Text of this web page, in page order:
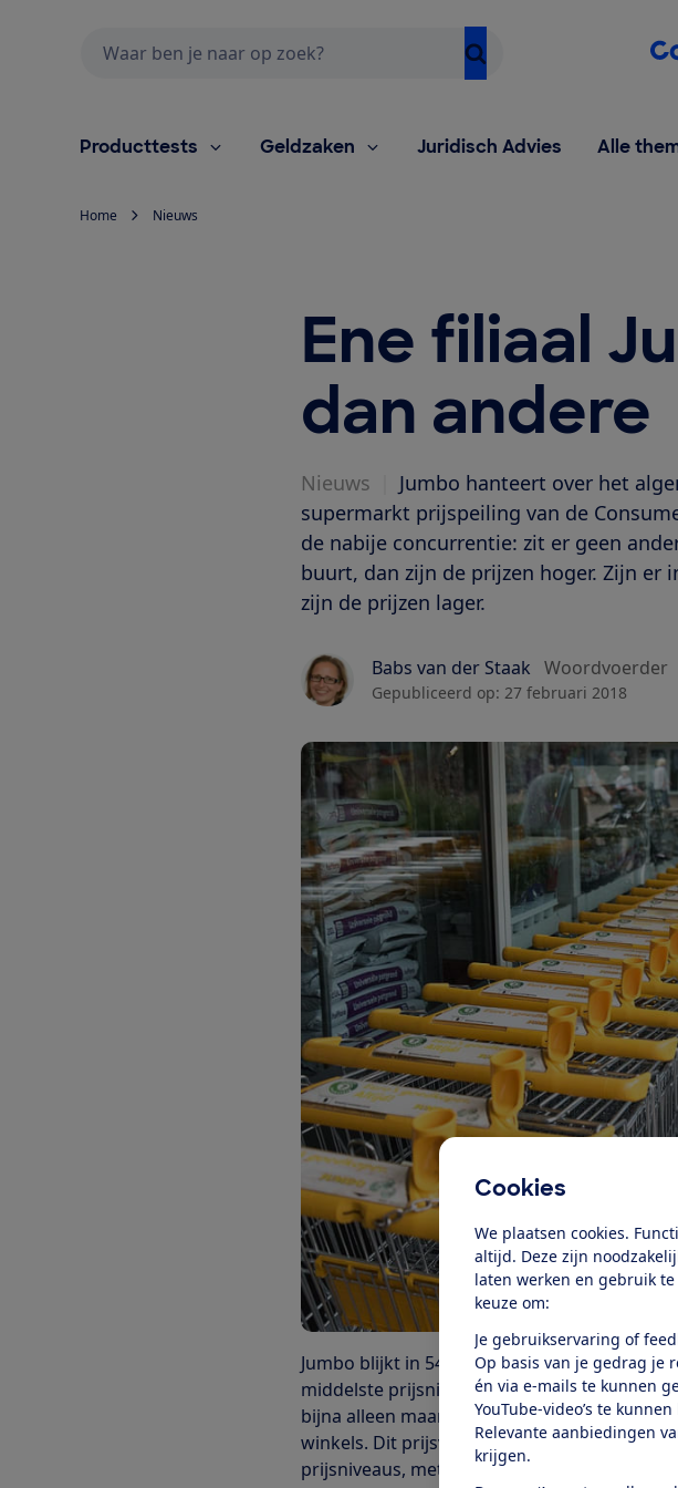
Cookies
We plaatsen cookies.
altijd. Deze zijn
laten werken en gebruik
keuze om:
Je gebruikservaring of
Op basis van je gedrag je
én via e-mails te kunnen
YouTube-video’s te
Relevante aanbiedingen
krijgen.
Producttests Geldzaken Juridisch Advies Alle
Home Nieuws
Ene filiaal
dan andere
Nieuws
Jumbo hanteert over het
supermarkt prijspeiling van de
de nabije concurrentie: zit er geen
buurt, dan zijn de prijzen hoger. Zijn er
zijn de prijzen lager.
Babs van der Staak Woordvoerder
Gepubliceerd op: 27 februari 2018
Jumbo blijkt in 54% van zijn filialen hun
middelste prijsniveau en in 14% hun
bijna alleen maar duurdere Jumbo’s, meer
winkels. Dit prijsverschil is vooral te zien bij
prijsniveaus, met name voor hun